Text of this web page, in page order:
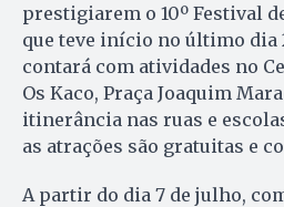
prestigiarem o 10º Festival
que teve início no último dia
contará com atividades no
Os Kaco, Praça Joaquim
itinerância nas ruas e
as atrações são gratuitas e
A partir do dia 7 de julho,